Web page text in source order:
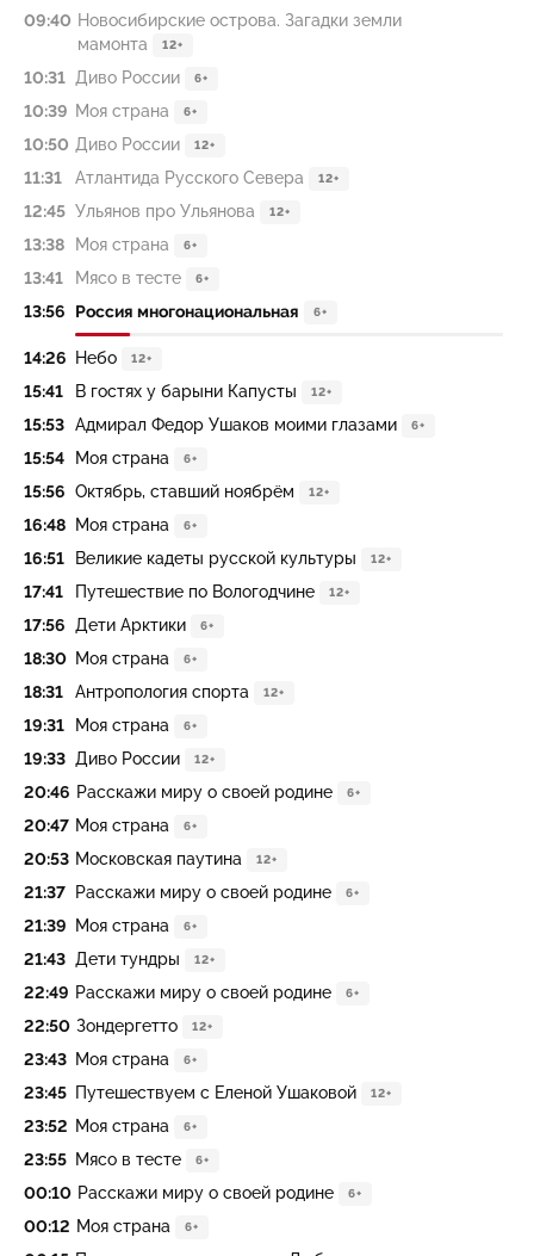
09:40 Новосибирские острова. Загадки земли
мамонта
12+
10:31 Диво России 6+
10:39 Моя страна 6+
10:50 Диво России 12+
11:31 Атлантида Русского Севера 12+
12:45 Ульянов про Ульянова 12+
13:38 Моя страна 6+
13:41 Мясо в тесте 6+
13:56 Россия многонациональная 6+
14:26 Небо 12+
15:41 В гостях у барыни Капусты 12+
15:53 Адмирал Федор Ушаков моими глазами 6+
15:54 Моя страна 6+
15:56 Октябрь, ставший ноябрём 12+
16:48 Моя страна 6+
16:51 Великие кадеты русской культуры 12+
17:41 Путешествие по Вологодчине 12+
17:56 Дети Арктики 6+
18:30 Моя страна 6+
18:31 Антропология спорта 12+
19:31 Моя страна 6+
19:33 Диво России 12+
20:46 Расскажи миру о своей родине 6+
20:47 Моя страна 6+
20:53 Московская паутина 12+
21:37 Расскажи миру о своей родине 6+
21:39 Моя страна 6+
21:43 Дети тундры 12+
22:49 Расскажи миру о своей родине 6+
22:50 Зондергетто 12+
23:43 Моя страна 6+
23:45 Путешествуем с Еленой Ушаковой 12+
23:52 Моя страна 6+
23:55 Мясо в тесте 6+
00:10 Расскажи миру о своей родине 6+
00:12 Моя страна 6+